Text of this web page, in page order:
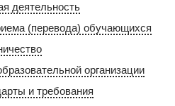
деятельность
(перевода) обучающихся
организации
и требования